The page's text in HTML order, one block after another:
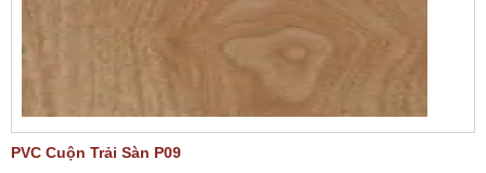
PVC Cuộn Trải Sàn P09